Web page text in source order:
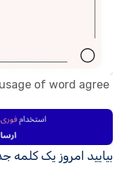
of word agree
بیایید امروز یک کلمه